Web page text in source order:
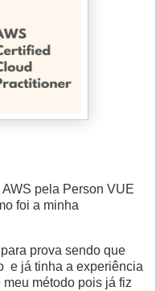
pela Person VUE
foi a minha
prova sendo que
e já tinha a experiência
método pois já fiz